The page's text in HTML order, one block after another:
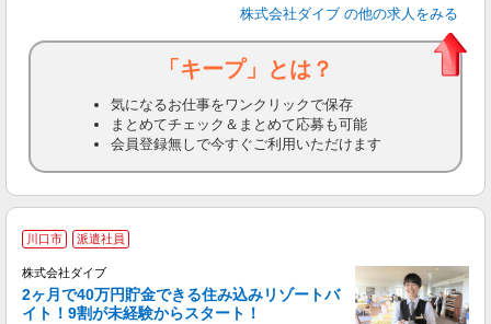
株式会社ダイブ の他の求人をみる
「キープ」とは？
気になるお仕事をワンクリックで保存
まとめてチェック＆まとめて応募も可能
会員登録無しで今すぐご利用いただけます
川口市 派遣社員
株式会社ダイブ
2ヶ月で40万円貯金できる住み込みリゾートバ
イト！9割が未経験からスタート！